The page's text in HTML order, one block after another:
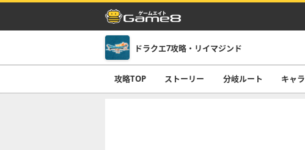
ドラクエ7攻略・リイマジンド
攻略TOP ストーリー 分岐ルート キャラ